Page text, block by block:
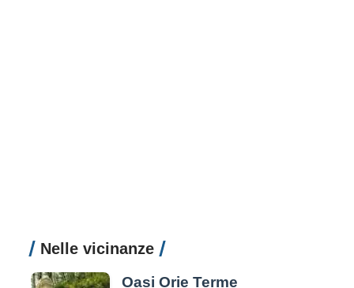
Nelle vicinanze
Oasi Orie Terme